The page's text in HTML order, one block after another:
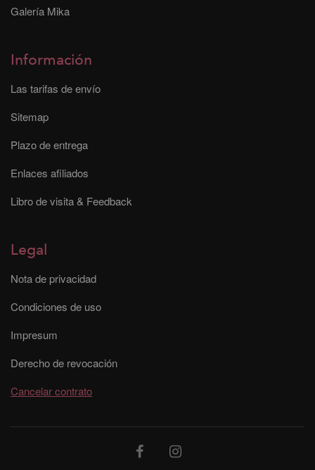
Galería Mika
Información
Las tarifas de envío
Sitemap
Plazo de entrega
Enlaces afiliados
Libro de visita & Feedback
Legal
Nota de privacidad
Condiciones de uso
Impresum
Derecho de revocación
Cancelar contrato